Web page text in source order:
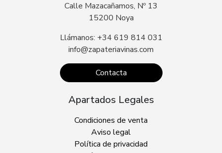
Calle Mazacañamos, Nº 13
15200 Noya
Llámanos: +34 619 814 031
info@zapateriavinas.com
Contacta
Apartados Legales
Condiciones de venta
Aviso legal
Política de privacidad